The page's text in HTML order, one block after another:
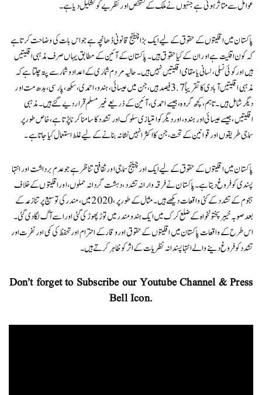
عوامل سے متاثر ہوئی ہے جنہوں نے ملک کے تشخص اور نظریے کو تشکیل دیا ہے۔
پاکستان میں اقلیتوں کے حقوق کے لیے ایک بڑا چیلنج قانونی ڈھانچہ ہے جو اس بات کی وضاحت کرتا ہے
کہ کون اقلیت ہے اور ان کے کیا حقوق ہیں۔ پاکستان کے آئین کے مطابق یہاں صرف مذہبی اقلیتیں
ہیں اور کوئی نسلی، لسانی یا مقامی اقلیتیں نہیں ہیں۔ حالیہ مردم شماری کے اعداد و شمار سے پتہ چلتا ہے کہ
مذہبی اقلیتیں آبادی کا تقریباً 3.7 فیصد ہیں، جن میں عیسائی، ہندو، احمدی، سکھ، پارسی، بدھ مت اور
دیگر شامل ہیں۔ تاہم، کچھ گروہ، جیسے احمدی، آئین کے ذریعے غیر مسلم قرار دیے گئے ہیں۔ مذہبی
اقلیتیں، جیسے عیسائی اور ہندو، اور دیگر کو امتیازی سلوک اور تشدد کا سامنا کرنا پڑتا ہے، خاص طور پر
سماجی طریقوں اور قوانین کے تحت، جن کا اکثر انہیں نشانہ بنانے کے لیے غلط استعمال کیا جاتا ہے۔
پاکستان میں اقلیتوں کے حقوق کے لیے ایک اور چیلنج سماجی اور ثقافتی تناظر ہے جو عدم برداشت اور انتہا
پسندی کو فروغ دیتا ہے۔ پاکستان نے فرقہ وارانہ تشدد، دہشت گردانہ حملوں، اور اقلیتوں کے خلاف
ہجوم کے تشدد کے کئی واقعات دیکھے ہیں۔ مثال کے طور پر، 2020 میں، مندر کی توسیع پر تنازعہ کے
بعد صوبہ خیبر پختونخواہ کے ضلع کرک میں ایک ہندو مندر میں توڑ پھوڑ کی گئی اور اسے آگ لگا دی گئی ۔
اس طرح کےواقعات پاکستان میں اقلیتوں کے حقوق اور وقار کے احترام اور تحفظ کی کمی اور نفرت اور
تشدد کو فروغ دینے والے انتہا پسندانہ نظریات کے اثر کو ظاہر کرتے ہیں۔
Don’t forget to Subscribe our Youtube Channel & Press
Bell Icon.